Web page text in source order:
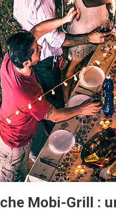
Mobi-Grill :